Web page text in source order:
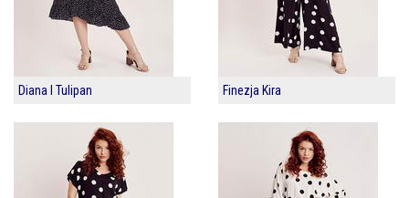
Diana I Tulipan Finezja Kira